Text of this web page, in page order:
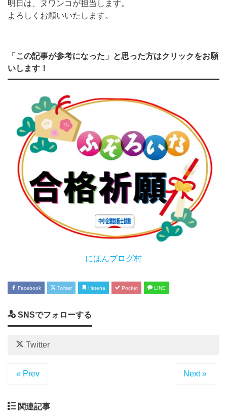
明日は、ヌワンコが担当します。
よろしくお願いいたします。
「この記事が参考になった」と思った方はクリックをお願
いします！
にほんブログ村
Facebook Twitter Hatena Pocket LINE
SNSでフォローする
Twitter
« Prev Next »
関連記事